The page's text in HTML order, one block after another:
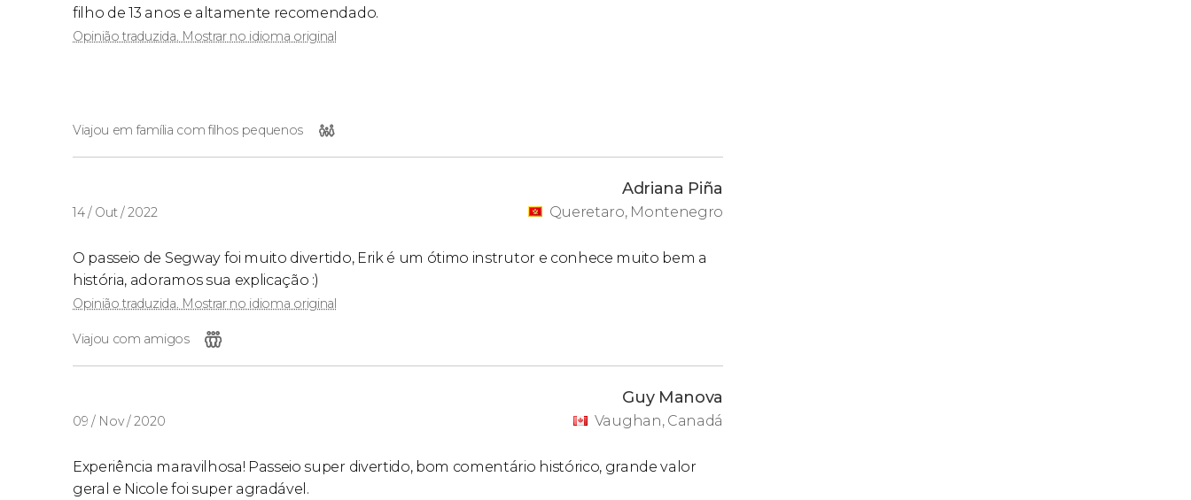
filho de 13 anos e altamente recomendado.
Opinião traduzida. Mostrar no idioma original
Viajou em família com filhos pequenos
14 / Out / 2022
Adriana Piña
Queretaro, Montenegro
O passeio de Segway foi muito divertido, Erik é um ótimo instrutor e conhece muito bem a
história, adoramos sua explicação :)
Opinião traduzida. Mostrar no idioma original
Viajou com amigos
09 / Nov / 2020
Guy Manova
Vaughan, Canadá
Experiência maravilhosa! Passeio super divertido, bom comentário histórico, grande valor
geral e Nicole foi super agradável.